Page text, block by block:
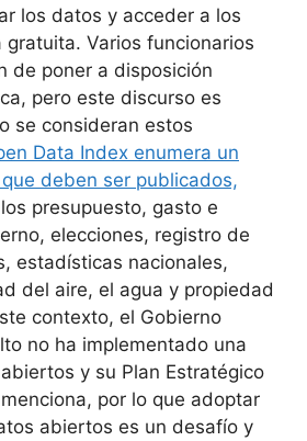
los datos y acceder a los
gratuita. Varios funcionarios
de poner a disposición
pero este discurso es
se consideran estos
Data Index enumera un
deben ser publicados,
presupuesto, gasto e
elecciones, registro de
estadísticas nacionales,
del aire, el agua y propiedad
contexto, el Gobierno
no ha implementado una
y su Plan Estratégico
por lo que adoptar
abiertos es un desafío y